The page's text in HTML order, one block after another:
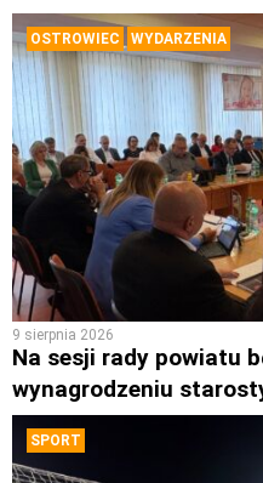
OSTROWIEC WYDARZENIA
9 sierpnia 2026
Na sesji rady powiatu
wynagrodzeniu
SPORT